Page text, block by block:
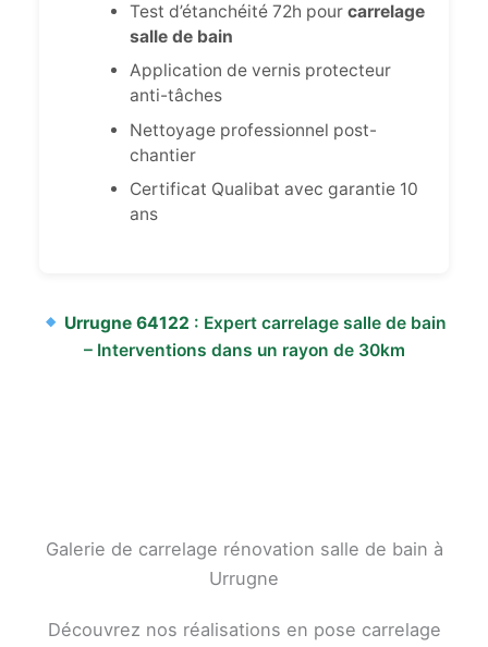
Test d’étanchéité 72h pourcarrelage
salle de bain
Application de vernis protecteur
anti-tâches
Nettoyage professionnel post-
chantier
Certificat Qualibat avec garantie 10
ans
Urrugne 64122 : Expert carrelage salle de bain
– Interventions dans un rayon de 30km
Galerie de carrelage rénovation salle de bain à
Urrugne
Découvrez nos réalisations en pose carrelage